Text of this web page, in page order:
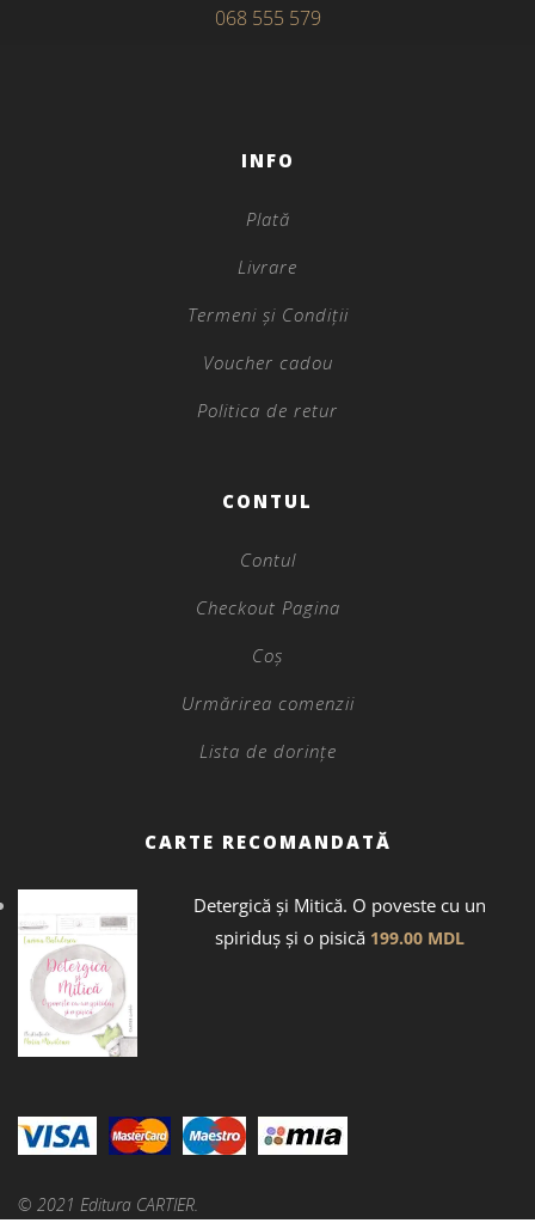
068 555 579
INFO
Plată
Livrare
Termeni și Condiții
Voucher cadou
Politica de retur
CONTUL
Contul
Checkout Pagina
Coș
Urmărirea comenzii
Lista de dorințe
CARTE RECOMANDATĂ
Detergică și Mitică. O poveste cu un
spiriduș și o pisică 199.00 MDL
© 2021 Editura CARTIER.